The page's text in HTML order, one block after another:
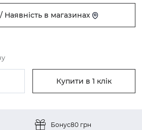
Наявність в магазинах
Купити в 1 клік
Бонус80 грн